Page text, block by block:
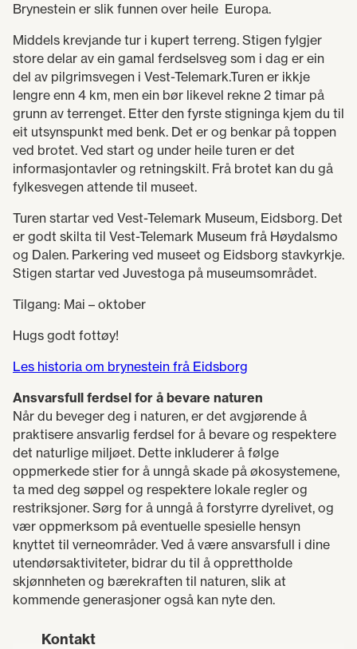
Brynestein er slik funnen over heile Europa.
Middels krevjande tur i kupert terreng. Stigen fylgjer
store delar av ein gamal ferdselsveg som i dag er ein
del av pilgrimsvegen i Vest-Telemark.Turen er ikkje
lengre enn 4 km, men ein bør likevel rekne 2 timar på
grunn av terrenget. Etter den fyrste stigninga kjem du til
eit utsynspunkt med benk. Det er og benkar på toppen
ved brotet. Ved start og under heile turen er det
informasjontavler og retningskilt. Frå brotet kan du gå
fylkesvegen attende til museet.
Turen startar ved Vest-Telemark Museum, Eidsborg. Det
er godt skilta til Vest-Telemark Museum frå Høydalsmo
og Dalen. Parkering ved museet og Eidsborg stavkyrkje.
Stigen startar ved Juvestoga på museumsområdet.
Tilgang: Mai – oktober
Hugs godt fottøy!
Les historia om brynestein frå Eidsborg
Ansvarsfull ferdsel for å bevare naturen
Når du beveger deg i naturen, er det avgjørende å
praktisere ansvarlig ferdsel for å bevare og respektere
det naturlige miljøet. Dette inkluderer å følge
oppmerkede stier for å unngå skade på økosystemene,
ta med deg søppel og respektere lokale regler og
restriksjoner. Sørg for å unngå å forstyrre dyrelivet, og
vær oppmerksom på eventuelle spesielle hensyn
knyttet til verneområder. Ved å være ansvarsfull i dine
utendørsaktiviteter, bidrar du til å opprettholde
skjønnheten og bærekraften til naturen, slik at
kommende generasjoner også kan nyte den.
Kontakt